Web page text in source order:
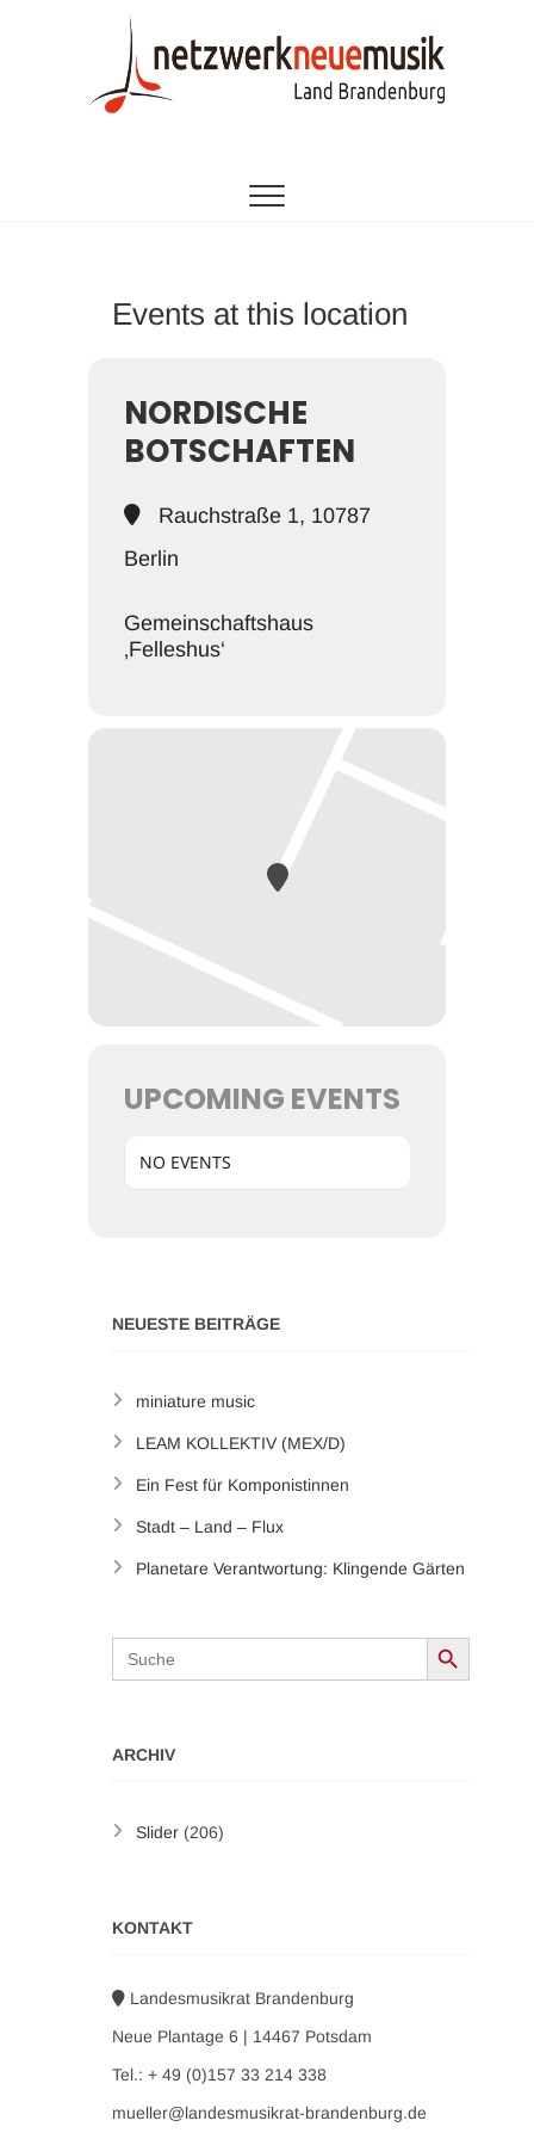
musik
Events at this location
NORDISCHE
BOTSCHAFTEN
Rauchstraße 1, 10787
Berlin
Gemeinschaftshaus
‚Felleshus‘
UPCOMING EVENTS
NO EVENTS
NEUESTE BEITRÄGE
miniature music
LEAM KOLLEKTIV (MEX/D)
Ein Fest für Komponistinnen
Stadt – Land – Flux
Planetare Verantwortung: Klingende Gärten
Search
for:
Search Button
ARCHIV
Slider (206)
KONTAKT
Landesmusikrat Brandenburg
Neue Plantage 6 | 14467 Potsdam
Tel.: + 49 (0)157 33 214 338
mueller@landesmusikrat-brandenburg.de